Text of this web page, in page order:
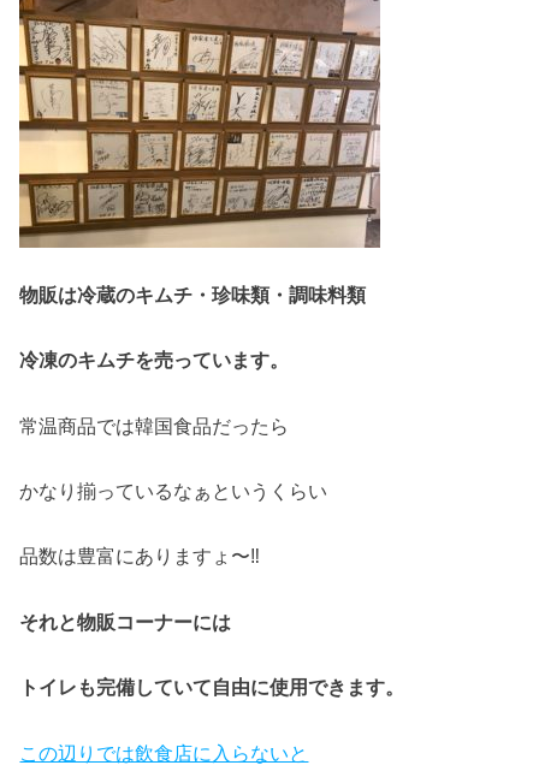
物販は冷蔵のキムチ・珍味類・調味料類
冷凍のキムチを売っています。
常温商品では韓国食品だったら
かなり揃っているなぁというくらい
品数は豊富にありますょ〜‼
それと物販コーナーには
トイレも完備していて自由に使用できます。
この辺りでは飲食店に入らないと